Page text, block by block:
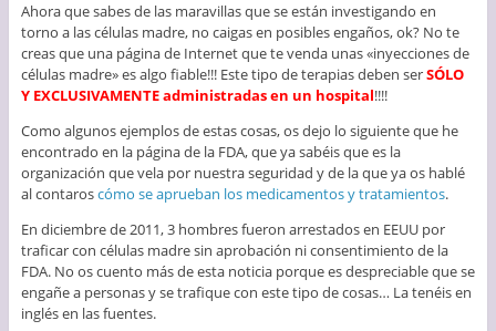
Ahora que sabes de las maravillas que se están investigando en
torno a las células madre, no caigas en posibles engaños, ok? No te
creas que una página de Internet que te venda unas «inyecciones de
células madre» es algo fiable!!! Este tipo de terapias deben serSÓLO
Y EXCLUSIVAMENTE administradas en un hospital!!!!
Como algunos ejemplos de estas cosas, os dejo lo siguiente que he
encontrado en la página de la FDA, que ya sabéis que es la
organización que vela por nuestra seguridad y de la que ya os hablé
al contaroscómo se aprueban los medicamentos y tratamientos.
En diciembre de 2011, 3 hombres fueron arrestados en EEUU por
traficar con células madre sin aprobación ni consentimiento de la
FDA. No os cuento más de esta noticia porque es despreciable que se
engañe a personas y se trafique con este tipo de cosas… La tenéis en
inglés en las fuentes.